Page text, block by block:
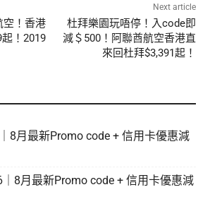
空！香港
！2019
Next article
杜拜樂園玩唔停！入code即
減＄500！阿聯酋航空香港直
來回杜拜$3,391起！
8月最新Promo code + 信用卡優惠減
8月最新Promo code + 信用卡優惠減